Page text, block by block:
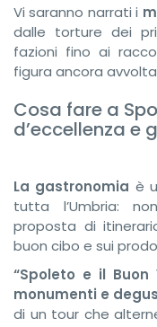
Vi saranno narrati i
dalle torture dei
fazioni fino ai
figura ancora
Cosa fare a
d’eccellenza e
La gastronomia è
tutta l’Umbria:
proposta di
buon cibo e sui
“Spoleto e il
monumenti e
di un tour che